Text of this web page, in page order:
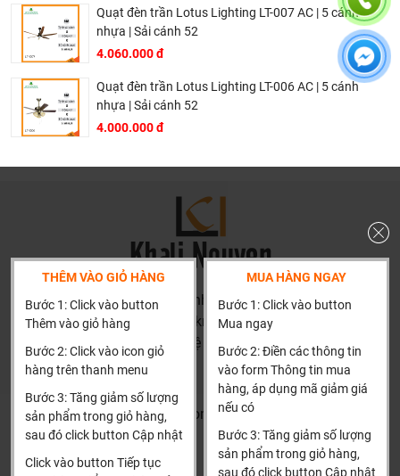
Chất liệu: Mica Acrylic, Kim loại
Động cơ: DC Motor (tiết kiệm điện, vận hành êm)
Điều khiển: Ứng dụng điện thoại (App) / Remote điều
khiển 6 số
Chế độ đèn: 3 chế độ sáng (Trắng/Vàng/Trung tính - tùy
chỉnh)
Lợi ích vàng khi lựa chọn quạt trần đèn LED DCT FAN
DCT1102/TO cho không gian của bạn
Giải pháp đa năng 2 trong 1: Tích hợp hoàn hảo chức
năng làm mát hiệu quả và chiếu sáng đa dạng, giúp tiết
kiệm không gian lắp đặt và chi phí đầu tư.
Tiết kiệm điện năng vượt trội: Động cơ DC công nghệ
mới giúp giảm đáng kể lượng điện năng tiêu thụ so với
các loại quạt truyền thống.
Vận hành siêu êm, không gian tĩnh lặng: Mang lại không
gian yên tĩnh lý tưởng cho giấc ngủ ngon và những phút
giây thư giãn tuyệt đối.
Quạt đèn trần Lotus Lighting LT-007 AC | 5 cánh
nhựa | Sải cánh 52
4.060.000 đ
Quạt đèn trần Lotus Lighting LT-006 AC | 5 cánh
nhựa | Sải cánh 52
4.000.000 đ
THÊM VÀO GIỎ HÀNG
Bước 1: Click vào button
Thêm vào giỏ hàng
Bước 2: Click vào icon giỏ
hàng trên thanh menu
Bước 3: Tăng giảm số lượng
sản phẩm trong giỏ hàng,
sau đó click button Cập nhật
Click vào button Tiếp tục
MUA HÀNG NGAY
Bước 1: Click vào button
Mua ngay
Bước 2: Điền các thông tin
vào form Thông tin mua
hàng, áp dụng mã giảm giá
nếu có
Bước 3: Tăng giảm số lượng
sản phẩm trong giỏ hàng,
sau đó click button Cập nhật
HN: số 160 đường Văn Minh, Di Trạch, Hoài Đức, Hà Nội
(Cách đại học công nghiệp 1 km)
HCM và các tỉnh khác: Liên hệ hotline để được hướng dẫn
đặt hàng
Khalinguyen.vn@gmail.com
0904501766